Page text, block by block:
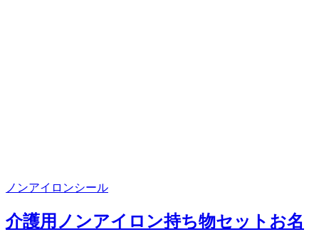
ノンアイロンシール
介護用ノンアイロン持ち物セットお名